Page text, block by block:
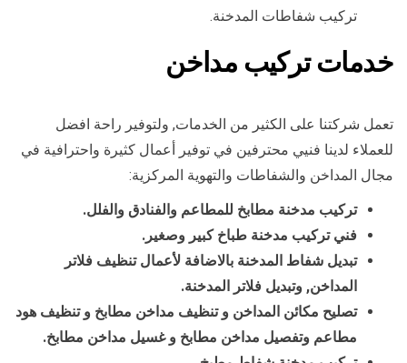
تركيب شفاطات المدخنة.
خدمات تركيب مداخن
تعمل شركتنا على الكثير من الخدمات, ولتوفير راحة افضل
للعملاء لدينا فنيي محترفين في توفير أعمال كثيرة واحترافية في
مجال المداخن والشفاطات والتهوية المركزية:
تركيب مدخنة مطابخ للمطاعم والفنادق والفلل.
فني تركيب مدخنة طباخ كبير وصغير.
تبديل شفاط المدخنة بالاضافة لأعمال تنظيف فلاتر
المداخن, وتبديل فلاتر المدخنة.
تصليح مكائن المداخن و تنظيف مداخن مطابخ و تنظيف هود
مطاعم وتفصيل مداخن مطابخ و غسيل مداخن مطابخ.